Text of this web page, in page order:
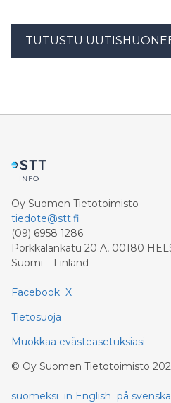
TUTUSTU
Oy Suomen Tietotoimisto
tiedote@stt.fi
(09) 6958 1286
Porkkalankatu 20 A, 00180
Suomi – Finland
Facebook X
Tietosuoja
Muokkaa evästeasetuksiasi
© Oy Suomen Tietotoimisto
suomeksi in English på svenska